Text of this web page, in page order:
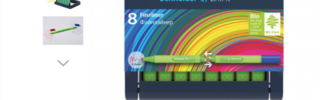
Penare SmartPen telescopice
Agende punctate
Caiete studentesti